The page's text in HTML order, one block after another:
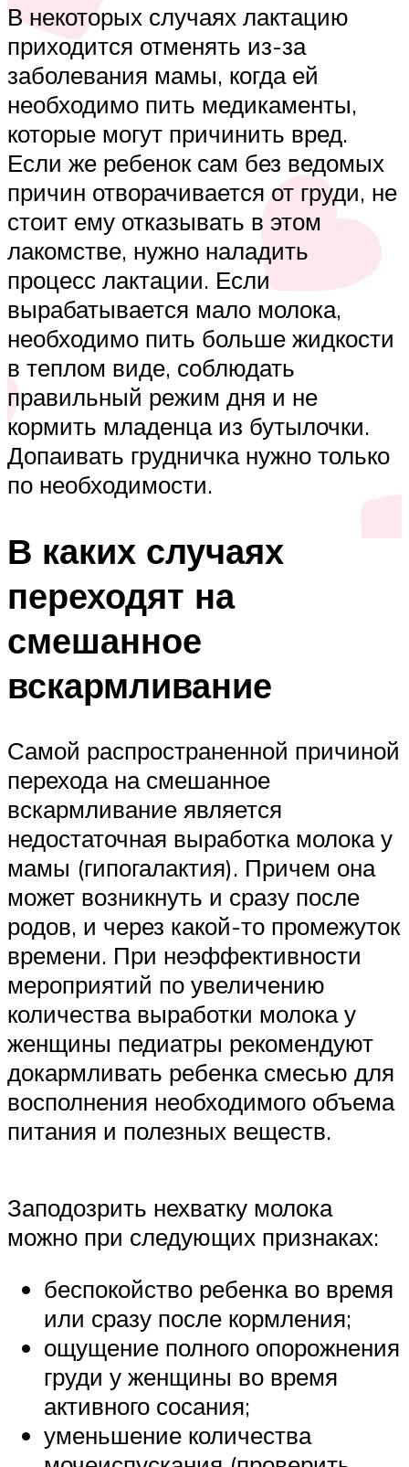
В некоторых случаях лактацию
приходится отменять из-за
заболевания мамы, когда ей
необходимо пить медикаменты,
которые могут причинить вред.
Если же ребенок сам без ведомых
причин отворачивается от груди, не
стоит ему отказывать в этом
лакомстве, нужно наладить
процесс лактации. Если
вырабатывается мало молока,
необходимо пить больше жидкости
в теплом виде, соблюдать
правильный режим дня и не
кормить младенца из бутылочки.
Допаивать грудничка нужно только
по необходимости.
В каких случаях
переходят на
смешанное
вскармливание
Самой распространенной причиной
перехода на смешанное
вскармливание является
недостаточная выработка молока у
мамы (гипогалактия). Причем она
может возникнуть и сразу после
родов, и через какой-то промежуток
времени. При неэффективности
мероприятий по увеличению
количества выработки молока у
женщины педиатры рекомендуют
докармливать ребенка смесью для
восполнения необходимого объема
питания и полезных веществ.
Заподозрить нехватку молока
можно при следующих признаках:
беспокойство ребенка во время
или сразу после кормления;
ощущение полного опорожнения
груди у женщины во время
активного сосания;
уменьшение количества